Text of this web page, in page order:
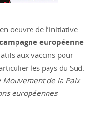
oeuvre de l’initiative
européenne
aux vaccins pour
les pays du Sud.
Mouvement de la Paix
européennes